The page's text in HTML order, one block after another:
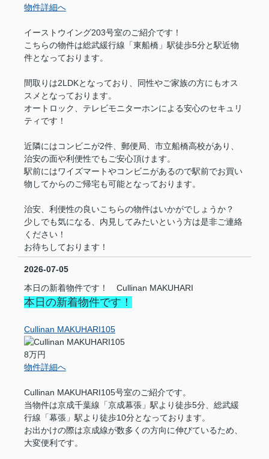
物件詳細へ
イーストウイング203号室のご紹介です！
こちらの物件は総武緩行線「東船橋」駅徒歩5分と駅近物
件となっております。
間取りは2LDKとなっており、同性やご家族の方にもオス
スメとなっております。
オートロック、テレビモニターホンによる安心のセキュリ
ティです！
近隣にはコンビニが2件、郵便局、市立船橋高校があり、
治安の面や利便性でもご安心頂けます。
駅前にはワイズマートやコンビニがあるので駅前でお買い
物してからのご帰宅も可能となっております。
治安、利便性の良いこちらの物件はいかがでしょうか？
少しでも気になる、内見してみたいという方は是非ご連絡
ください！
お待ちしております！
2026-07-05
本日の新着物件です！ Cullinan MAKUHARI
本日の新着物件です！
Cullinan MAKUHARI105
8万円
物件詳細へ
Cullinan MAKUHARI105号室のご紹介です。
当物件は京成千葉線「京成幕張」駅より徒歩5分、総武緩
行線「幕張」駅より徒歩10分となっております。
お出かけの際は京成線が数多くの方向に伸びているため、
大変便利です。